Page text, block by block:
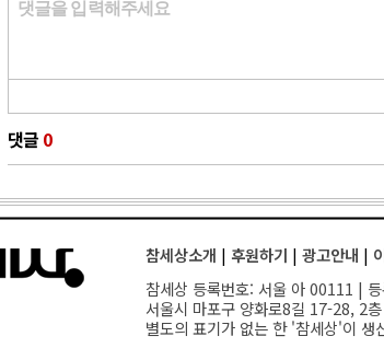
댓글 0
참세상소개 | 후원하기 | 광고안내 |
참세상 등록번호: 서울 아 00111 |
서울시 마포구 양화로8길 17-28, 2
별도의 표기가 없는 한 '참세상'이